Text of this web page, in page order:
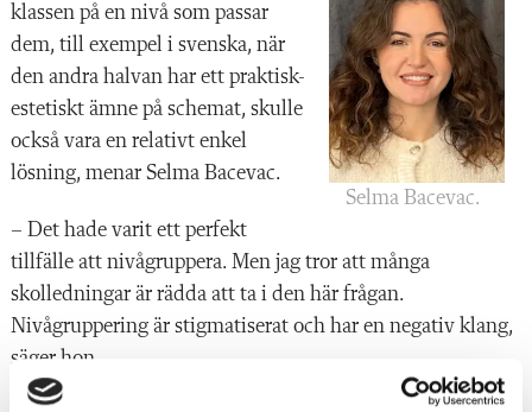
Selma Bacevac.
klassen på en nivå som passar
dem, till exempel i svenska, när
den andra halvan har ett praktisk-
estetiskt ämne på schemat, skulle
också vara en relativt enkel
lösning, menar Selma Bacevac.
– Det hade varit ett perfekt
tillfälle att nivågruppera. Men jag tror att många
skolledningar är rädda att ta i den här frågan.
Nivågruppering är stigmatiserat och har en negativ klang,
säger hon.